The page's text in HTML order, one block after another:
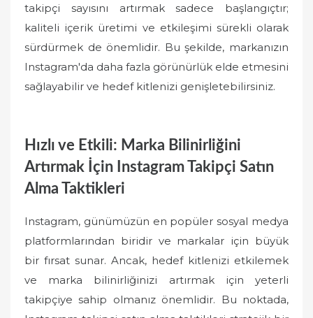
takipçi sayısını artırmak sadece başlangıçtır;
kaliteli içerik üretimi ve etkileşimi sürekli olarak
sürdürmek de önemlidir. Bu şekilde, markanızın
Instagram'da daha fazla görünürlük elde etmesini
sağlayabilir ve hedef kitlenizi genişletebilirsiniz.
Hızlı ve Etkili: Marka Bilinirliğini
Artırmak İçin Instagram Takipçi Satın
Alma Taktikleri
Instagram, günümüzün en popüler sosyal medya
platformlarından biridir ve markalar için büyük
bir fırsat sunar. Ancak, hedef kitlenizi etkilemek
ve marka bilinirliğinizi artırmak için yeterli
takipçiye sahip olmanız önemlidir. Bu noktada,